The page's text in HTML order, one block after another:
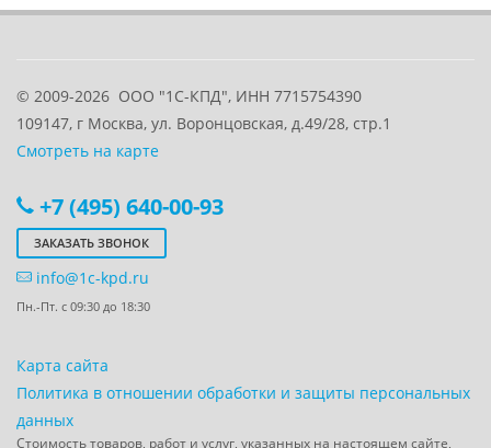
© 2009-2026 ООО "1С-КПД", ИНН 7715754390
109147, г Москва, ул. Воронцовская, д.49/28, стр.1
Смотреть на карте
+7 (495) 640-00-93
ЗАКАЗАТЬ ЗВОНОК
info@1c-kpd.ru
Пн.-Пт. с 09:30 до 18:30
Карта сайта
Политика в отношении обработки и защиты персональных
данных
Стоимость товаров, работ и услуг, указанных на настоящем сайте,